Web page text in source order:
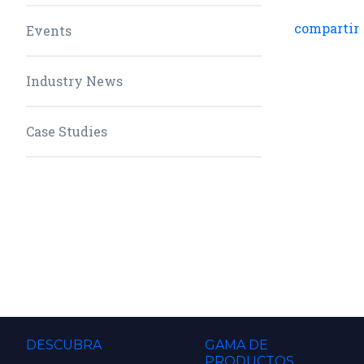
Events
Industry News
Case Studies
compartir
DESCUBRA
GAMA DE